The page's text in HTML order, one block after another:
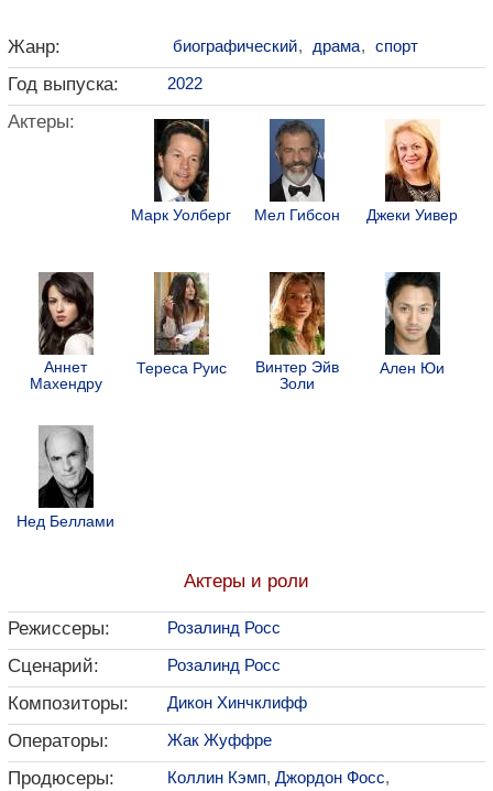
Жанр: биографический, драма, спорт
Год выпуска: 2022
Актеры:
Марк Уолберг Мел Гибсон Джеки Уивер
Аннет
Махендру
Тереса Руис
Винтер Эйв
Золи
Ален Юи
Нед Беллами
Актеры и роли
Режиссеры: Розалинд Росс
Сценарий: Розалинд Росс
Композиторы: Дикон Хинчклифф
Операторы: Жак Жуффре
Продюсеры: Коллин Кэмп, Джордон Фосс,